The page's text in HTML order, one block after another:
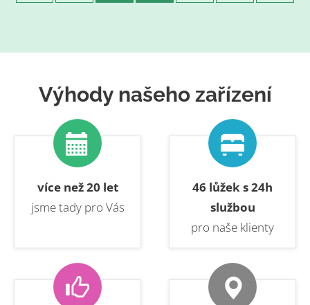
Výhody našeho zařízení
více než 20 let
jsme tady pro Vás
46 lůžek s 24h
službou
pro naše klienty